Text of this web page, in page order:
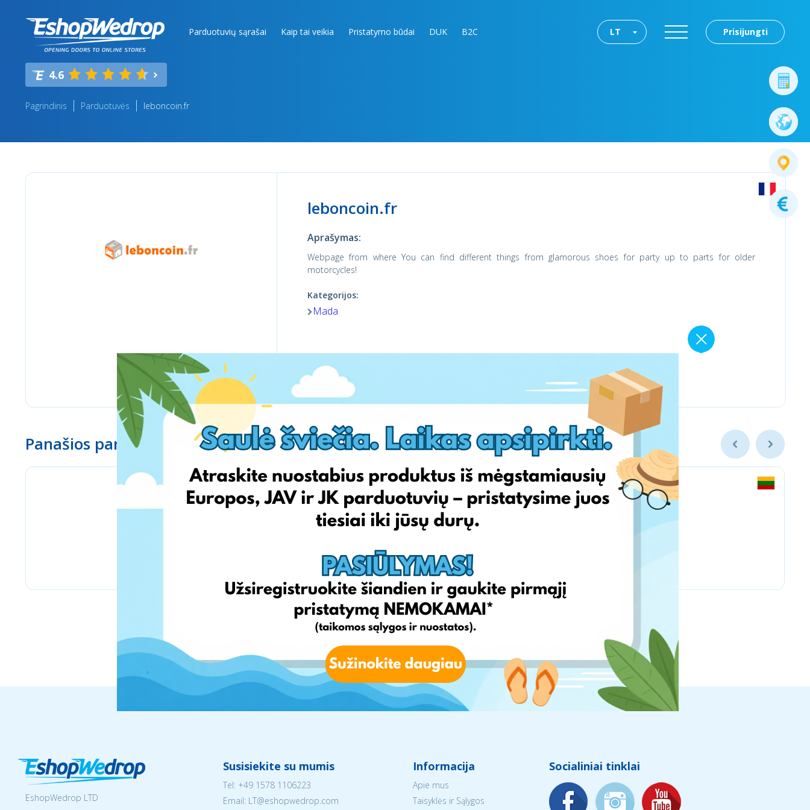
Parduotuvių sąrašai Kaip tai veikia Pristatymo būdai DUK B2C Prisijungti
LT
4.6
Pagrindinis Parduotuvės leboncoin.fr
leboncoin.fr
Aprašymas:
Webpage from where You can find different things from glamorous shoes for party up to parts for older
motorcycles!
Kategorijos:
Mada
Aplankyti parduotuvę
Panašios parduotuvės
EshopWedrop LTD
Susisiekite su mumis
Tel: +49 1578 1106223
Email: LT@eshopwedrop.com
Informacija
Apie mus
Taisyklės ir Sąlygos
Socialiniai tinklai